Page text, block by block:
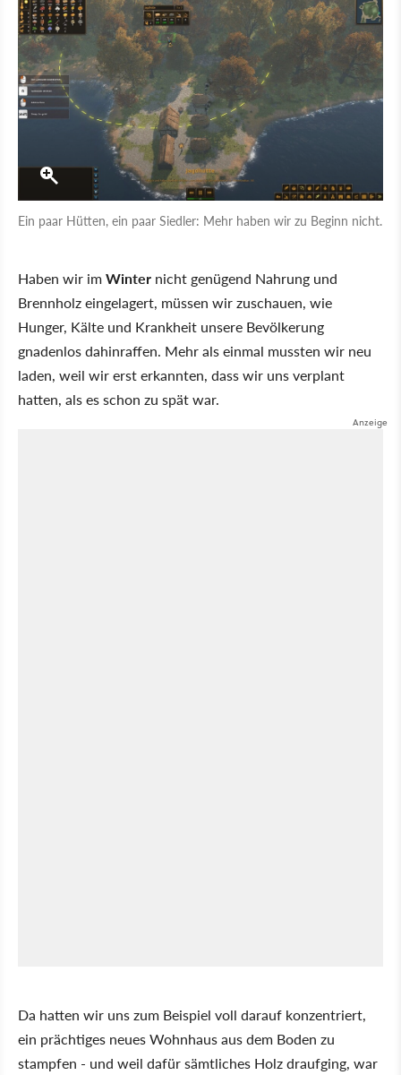
Ein paar Hütten, ein paar Siedler: Mehr haben wir zu Beginn nicht.
Haben wir imWinter nicht genügend Nahrung und
Brennholz eingelagert, müssen wir zuschauen, wie
Hunger, Kälte und Krankheit unsere Bevölkerung
gnadenlos dahinraffen. Mehr als einmal mussten wir neu
laden, weil wir erst erkannten, dass wir uns verplant
hatten, als es schon zu spät war.
Da hatten wir uns zum Beispiel voll darauf konzentriert,
ein prächtiges neues Wohnhaus aus dem Boden zu
stampfen - und weil dafür sämtliches Holz draufging, war